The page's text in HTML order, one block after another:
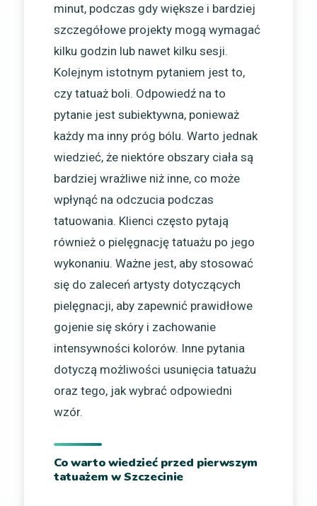
minut, podczas gdy większe i bardziej
szczegółowe projekty mogą wymagać
kilku godzin lub nawet kilku sesji.
Kolejnym istotnym pytaniem jest to,
czy tatuaż boli. Odpowiedź na to
pytanie jest subiektywna, ponieważ
każdy ma inny próg bólu. Warto jednak
wiedzieć, że niektóre obszary ciała są
bardziej wrażliwe niż inne, co może
wpłynąć na odczucia podczas
tatuowania. Klienci często pytają
również o pielęgnację tatuażu po jego
wykonaniu. Ważne jest, aby stosować
się do zaleceń artysty dotyczących
pielęgnacji, aby zapewnić prawidłowe
gojenie się skóry i zachowanie
intensywności kolorów. Inne pytania
dotyczą możliwości usunięcia tatuażu
oraz tego, jak wybrać odpowiedni
wzór.
Co warto wiedzieć przed pierwszym
tatuażem w Szczecinie